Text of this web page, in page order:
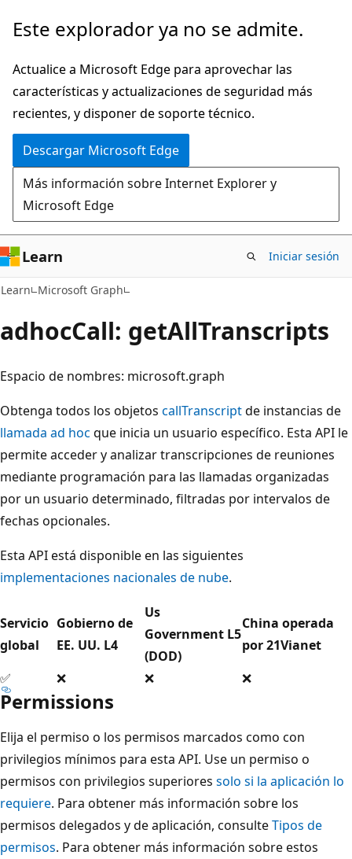
Ir
contenido
principal
Este explorador ya no se admite.
Actualice a Microsoft Edge para aprovechar las
características y actualizaciones de seguridad más
recientes, y disponer de soporte técnico.
Descargar Microsoft Edge
Más información sobre Internet Explorer y
Microsoft Edge
Learn Iniciar sesión
Learn Microsoft Graph
adhocCall: getAllTranscripts
Espacio de nombres: microsoft.graph
Obtenga todos los objetos callTranscriptde instancias de
llamada ad hoc que inicia un usuario específico. Esta API le
permite acceder y analizar transcripciones de reuniones
mediante programación para las llamadas organizadas
por un usuario determinado, filtradas por intervalos de
fechas opcionales.
Esta API está disponible en las siguientes
implementaciones nacionales de nube.
Servicio
global
Gobierno de
EE. UU. L4
Us
Government L5
(DOD)
China operada
por 21Vianet
✅
❌ ❌ ❌
Permissions
Elija el permiso o los permisos marcados como con
privilegios mínimos para esta API. Use un permiso o
permisos con privilegios superiores solo si la aplicación lo
requiere. Para obtener más información sobre los
permisos delegados y de aplicación, consulteTipos de
permisos. Para obtener más información sobre estos